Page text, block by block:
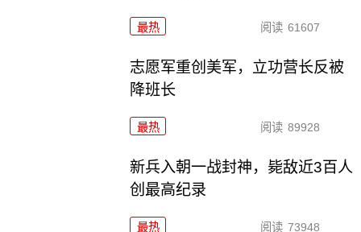
最热 阅读 61607
志愿军重创美军，立功营长反被
降班长
最热 阅读 89928
新兵入朝一战封神，毙敌近3百人
创最高纪录
最热 阅读 73948